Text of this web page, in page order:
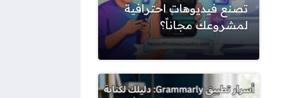
تصنع فيديوهات احترافية
لمشروعك مجاناً؟